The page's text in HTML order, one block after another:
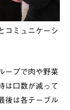
コミュニケーシ
ープで肉や野菜
は口数が減って
後は各テーブル